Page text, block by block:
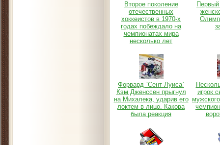
Второе поколение
отечественных
хоккеистов в 1970-х
годах побеждало на
чемпионатах мира
несколько лет
Первый
Форвард `Сент-Луиса`
Кэм Дженссен прыгнул
на Михалека, ударив его
локтем в лицо. Какова
была реакция
игрок